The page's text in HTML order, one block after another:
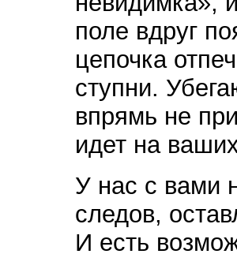
поле вдруг
цепочка
ступни.
впрямь не
идет на
У нас с вами
следов,
И есть